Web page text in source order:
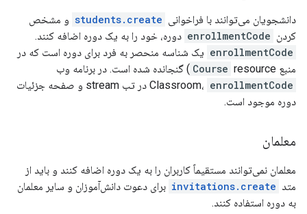
دانشجویان می‌توانند با فراخوانی students.create و مشخص
کردن enrollmentCode دوره، خود را به یک دوره اضافه کنند.
enrollmentCode یک شناسه منحصر به فرد برای دوره است که در
منبع
Course resource) گنجانده شده است. در برنامه وب
Classroom، enrollmentCode
در تب stream و صفحه جزئیات
دوره موجود است.
معلمان
معلمان نمی‌توانند مستقیماً کاربران را به یک دوره اضافه کنند و باید از
متد invitations.create برای دعوت دانش‌آموزان و سایر معلمان
به دوره استفاده کنند.